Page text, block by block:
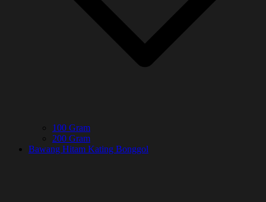
100 Gram
200 Gram
Bawang Hitam Kating Bonggol